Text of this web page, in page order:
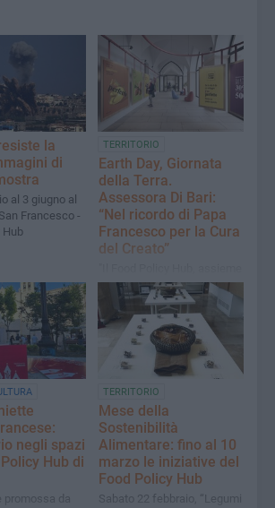
la
di
al 3 giugno al
Francesco -
Hub
TERRITORIO
Earth Day, Giornata
della Terra.
Assessora Di Bari:
“Nel ricordo di Papa
Francesco per la Cura
del Creato”
a "Spazio Terre", si fa
promotore di incontri,
laboratori e attività di
sensibilizzazione"
negli spazi
Hub di
promossa da
TERRITORIO
Mese della
Sostenibilità
Alimentare: fino al 10
marzo le iniziative del
Food Policy Hub
Sabato 22 febbraio, “Legumi